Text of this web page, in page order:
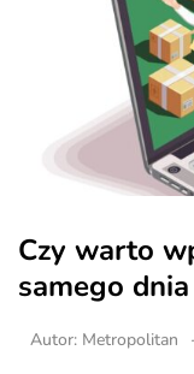
Czy warto
samego
Autor: Metropolitan